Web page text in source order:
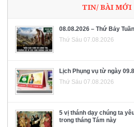
TIN/ BÀI MỚI
08.08.2026 – Thứ Bảy
Thứ Sáu 07.08.2026
Lịch Phụng vụ từ ngày
Thứ Sáu 07.08.2026
5 vị thánh dạy chúng ta
trong tháng Tám này